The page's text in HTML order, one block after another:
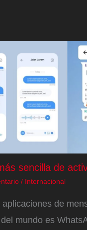
sencilla de
/ Internacional
aplicaciones de
mundo es